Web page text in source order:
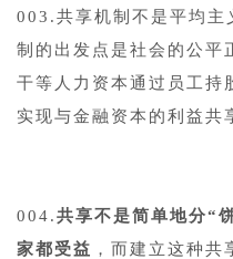
003.共享机制不是平均主
制的出发点是社会的公平
干等人力资本通过员工持
实现与金融资本的利益共
004.共享不是简单地分“
家都受益 ，而建立这种共